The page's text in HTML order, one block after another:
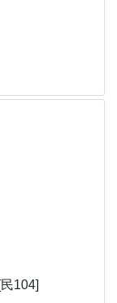
104]